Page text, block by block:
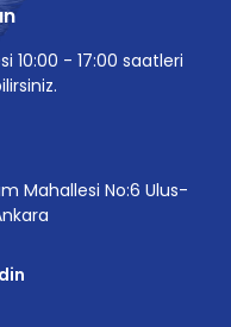
10:00 - 17:00 saatleri
Mahallesi No:6 Ulus-